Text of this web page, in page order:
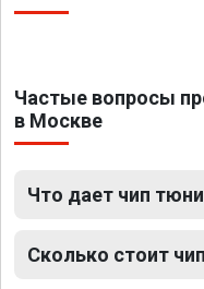
Частые вопросы
в Москве
Что дает чип
Сколько стоит